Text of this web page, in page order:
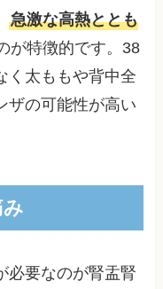
急激な高熱ととも
が特徴的です。38
く太ももや背中全
ザの可能性が高い
必要なのが腎盂腎